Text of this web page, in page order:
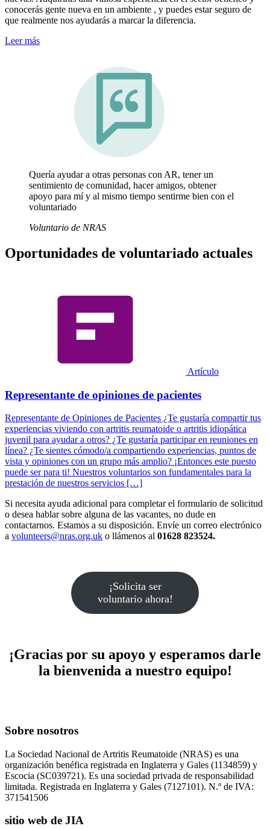
conocerás gente nueva en un ambiente , y puedes estar seguro de
que realmente nos ayudarás a marcar la diferencia.
Leer más
Quería ayudar a otras personas con AR, tener un
sentimiento de comunidad, hacer amigos, obtener
apoyo para mí y al mismo tiempo sentirme bien con el
voluntariado
Voluntario de NRAS
Oportunidades de voluntariado actuales
Artículo
Representante de opiniones de pacientes
Representante de Opiniones de Pacientes ¿Te gustaría compartir tus
experiencias viviendo con artritis reumatoide o artritis idiopática
juvenil para ayudar a otros? ¿Te gustaría participar en reuniones en
línea? ¿Te sientes cómodo/a compartiendo experiencias, puntos de
vista y opiniones con un grupo más amplio? ¡Entonces este puesto
puede ser para ti! Nuestros voluntarios son fundamentales para la
prestación de nuestros servicios […]
Si necesita ayuda adicional para completar el formulario de solicitud
o desea hablar sobre alguna de las vacantes, no dude en
contactarnos. Estamos a su disposición. Envíe un correo electrónico
a volunteers@nras.org.uk o llámenos al 01628 823524.
¡Solicita ser
voluntario ahora!
¡Gracias por su apoyo y esperamos darle
la bienvenida a nuestro equipo!
Sobre nosotros
La Sociedad Nacional de Artritis Reumatoide (NRAS) es una
organización benéfica registrada en Inglaterra y Gales (1134859) y
Escocia (SC039721). Es una sociedad privada de responsabilidad
limitada. Registrada en Inglaterra y Gales (7127101). N.º de IVA:
371541506
sitio web de JIA